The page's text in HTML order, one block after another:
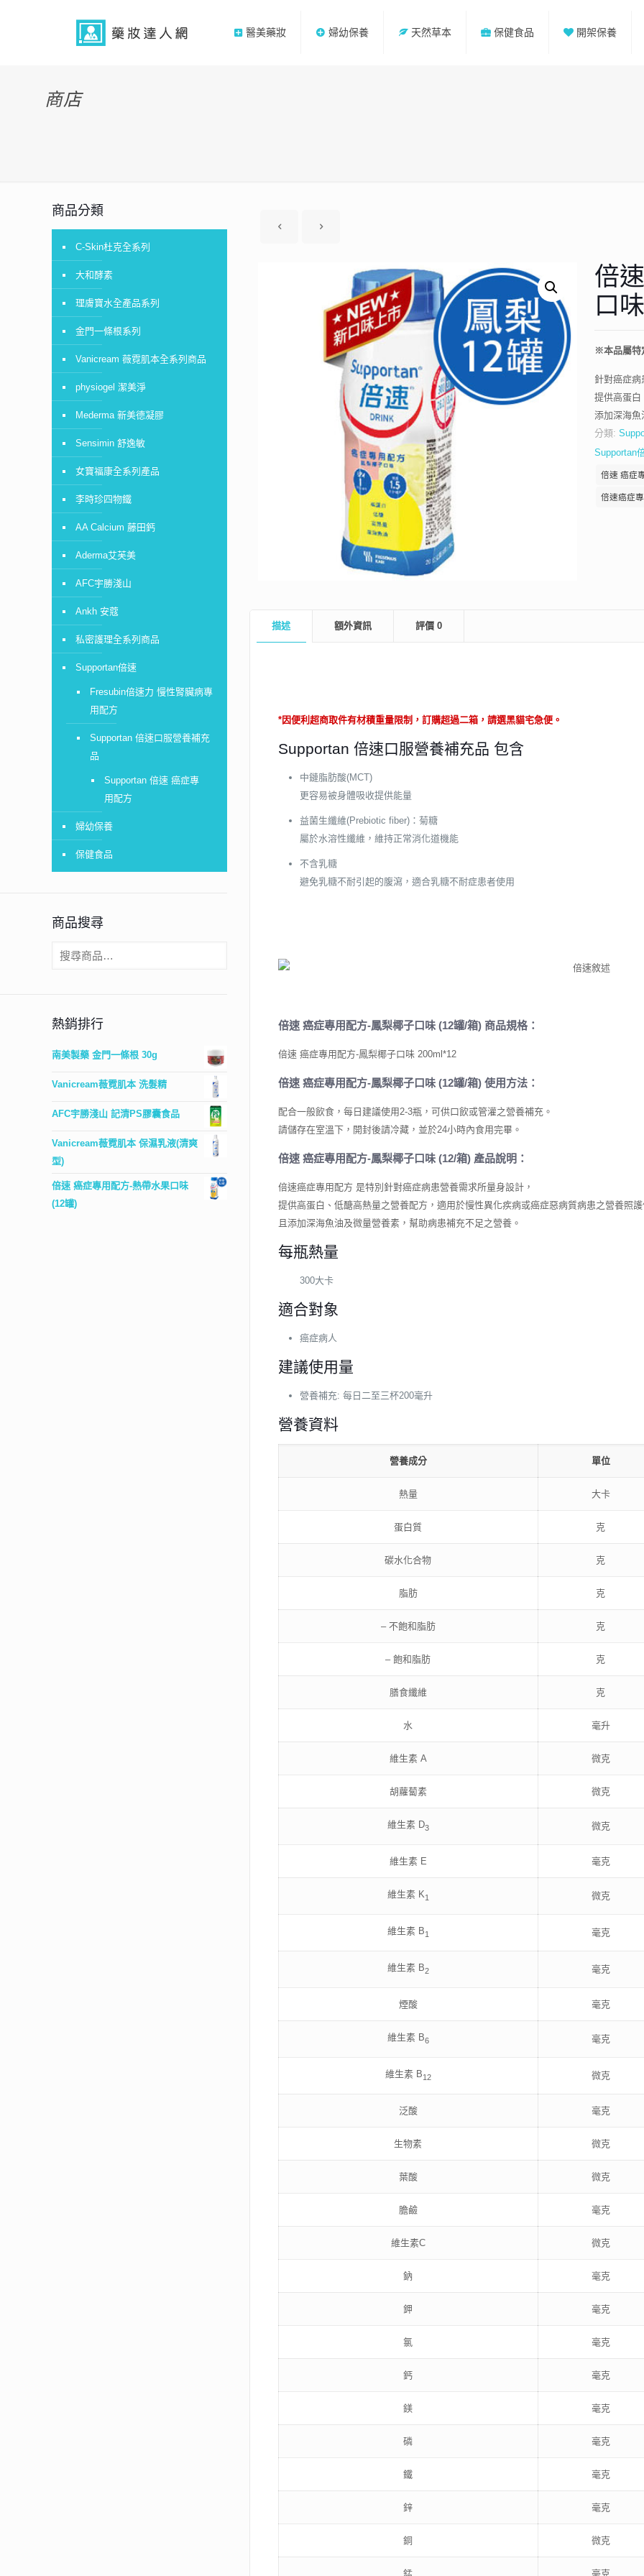
醫美藥妝 婦幼保養 天然草本 保健食品 開架保養
商店
倍
口
※本品屬特
針對癌症
提供高蛋白
添加深海魚
分類:
Supportan
倍速 癌症
倍速癌症
描述 額外資訊 評價0
*因便利超商取件有材積重量限制，訂購超過二箱，請選黑貓宅急便。
Supportan 倍速口服營養補充品 包含
中鏈脂肪酸(MCT)
更容易被身體吸收提供能量
益菌生纖維(Prebiotic fiber)：菊糖
屬於水溶性纖維，維持正常消化道機能
不含乳糖
避免乳糖不耐引起的腹瀉，適合乳糖不耐症患者使用
倍速 癌症專用配方-鳳梨椰子口味(12罐/箱) 商品規格：
倍速 癌症專用配方-鳳梨椰子口味 200ml*12
倍速 癌症專用配方-鳳梨椰子口味(12罐/箱) 使用方法：
配合一般飲食，每日建議使用2-3瓶，可供口飲或管灌之營養補充。
請儲存在室溫下，開封後請冷藏，並於24小時內食用完畢。
倍速 癌症專用配方-鳳梨椰子口味(12/箱) 產品說明：
倍速癌症專用配方 是特別針對癌症病患營養需求所量身設計，
提供高蛋白、低醣高熱量之營養配方，適用於慢性異化疾病或癌症惡病質病患之營養照
且添加深海魚油及微量營養素，幫助病患補充不足之營養。
每瓶熱量
300大卡
適合對象
癌症病人
建議使用量
營養補充: 每日二至三杯200毫升
營養資料
營養成分 單位
熱量 大卡
蛋白質 克
碳水化合物 克
脂肪 克
– 不飽和脂肪 克
– 飽和脂肪 克
膳食纖維 克
水 毫升
維生素 A 微克
胡蘿蔔素 微克
維生素 D3 微克
維生素 E 毫克
維生素 K1 微克
維生素 B1 毫克
維生素 B2 毫克
煙酸 毫克
維生素 B6 毫克
維生素 B12 微克
泛酸 毫克
生物素 微克
葉酸 微克
膽鹼 毫克
維生素C 微克
鈉 毫克
鉀 毫克
氯 毫克
鈣 毫克
鎂 毫克
磷 毫克
鐵 毫克
鋅 毫克
銅 微克
錳 毫克
商品分類
C-Skin杜克全系列
大和酵素
理膚寶水全產品系列
金門一條根系列
Vanicream 薇霓肌本全系列商品
physiogel 潔美淨
Mederma 新美德凝膠
Sensimin 舒逸敏
女寶福康全系列產品
李時珍四物鐵
AA Calcium 藤田鈣
Aderma艾芙美
AFC宇勝淺山
Ankh 安蔻
私密護理全系列商品
Supportan倍速
Fresubin倍速力 慢性腎臟病專
用配方
Supportan 倍速口服營養補充
品
Supportan 倍速 癌症專
用配方
婦幼保養
保健食品
商品搜尋
熱銷排行
南美製藥 金門一條根 30g
Vanicream薇霓肌本 洗髮精
AFC宇勝淺山 記清PS膠囊食品
Vanicream薇霓肌本 保濕乳液(清爽
型)
倍速 癌症專用配方-熱帶水果口味
(12罐)